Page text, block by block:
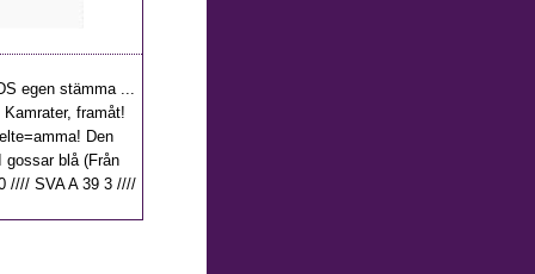
egen stämma ...
framåt!
Den
gossar blå (Från
//// SVA A 39 3 ////